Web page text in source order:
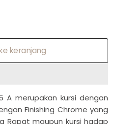
keranjang
A merupakan kursi dengan
Finishing Chrome yang
Rapat maupun kursi hadap